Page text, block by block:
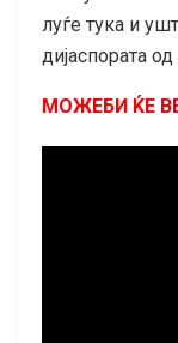
луѓе тука и
дијаспората
МОЖЕБИ ЌЕ